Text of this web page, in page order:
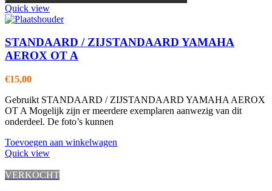
Quick view
STANDAARD / ZIJSTANDAARD YAMAHA
AEROX OT A
€15,00
Gebruikt STANDAARD / ZIJSTANDAARD YAMAHA AEROX
OT A Mogelijk zijn er meerdere exemplaren aanwezig van dit
onderdeel. De foto’s kunnen
Toevoegen aan winkelwagen
Quick view
VERKOCHT